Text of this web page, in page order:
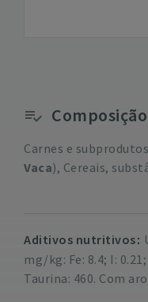
Composição
Carnes e
Vaca), Cereais,
Aditivos nutritivos
mg/kg: Fe: 8.4; I:
Taurina: 460. Com